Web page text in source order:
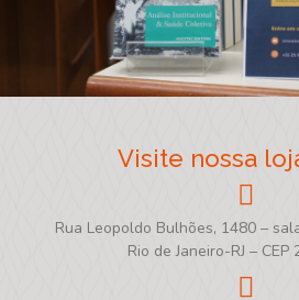
Visite nossa
Rua Leopoldo Bulhões, 1480 –
Rio de Janeiro-RJ –